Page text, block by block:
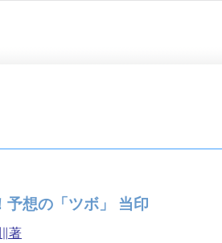
予想の「ツボ」 当印
著